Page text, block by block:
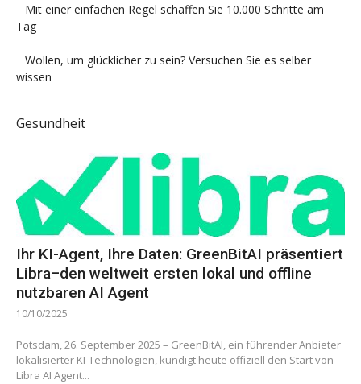
Mit einer einfachen Regel schaffen Sie 10.000 Schritte am
Tag
Wollen, um glücklicher zu sein? Versuchen Sie es selber
wissen
Gesundheit
Ihr KI-Agent, Ihre Daten: GreenBitAI präsentiert
Libra–den weltweit ersten lokal und offline
nutzbaren AI Agent
10/10/2025
Potsdam, 26. September 2025 – GreenBitAI, ein führender Anbieter
lokalisierter KI-Technologien, kündigt heute offiziell den Start von
Libra AI Agent...